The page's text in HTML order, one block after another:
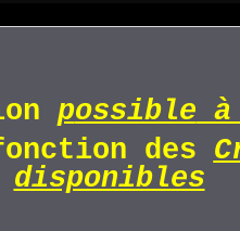
possible à
des
disponibles